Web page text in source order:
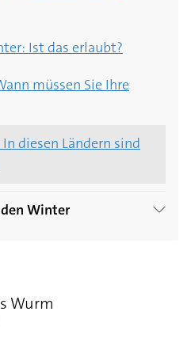
Ist das erlaubt?
müssen Sie Ihre
diesen Ländern sind
Winter
Arbeit kommen?
Wann trage ich die
Wurm